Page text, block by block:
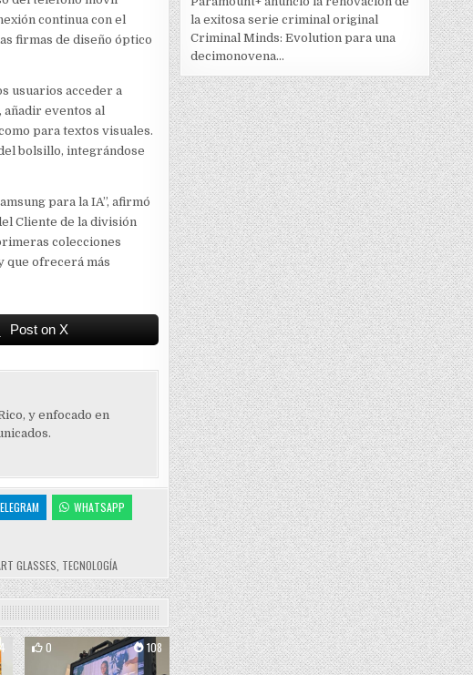
continua con el
firmas de diseño óptico
usuarios acceder a
eventos al
para textos visuales.
bolsillo, integrándose
para la IA”, afirmó
Cliente de la división
colecciones
que ofrecerá más
Post on X
y enfocado en
WHATSAPP
GLASSES TECNOLOGÍA
0 108
la exitosa serie criminal original
Criminal Minds: Evolution para una
decimonovena...